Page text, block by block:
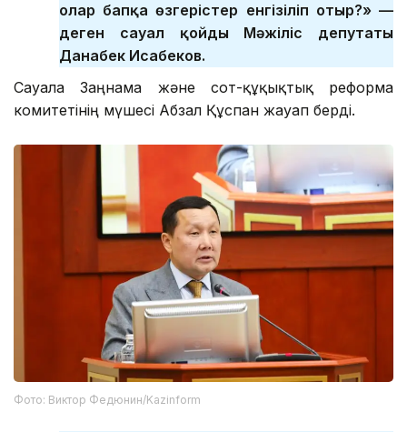
олар бапқа өзгерістер енгізіліп отыр?» —
деген сауал қойды Мәжіліс депутаты
Данабек Исабеков.
Сауалға Заңнама және сот-құқықтық реформа
комитетінің мүшесі Абзал Құспан жауап берді.
Фото: Виктор Федюнин/Kazinform